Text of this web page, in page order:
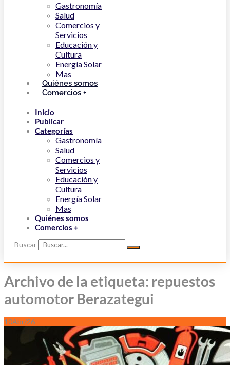
Gastronomía
Salud
Comercios y
Servicios
Educación y
Cultura
Energía Solar
Mas
Quiénes somos
Comercios +
Inicio
Publicar
Categorías
Gastronomía
Salud
Comercios y
Servicios
Educación y
Cultura
Energía Solar
Mas
Quiénes somos
Comercios +
Buscar
Archivo de la etiqueta: repuestos
automotor Berazategui
10Abr/26